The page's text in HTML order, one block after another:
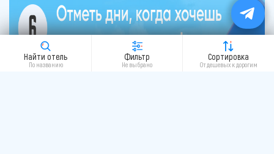
Найти отель
По названию
Фильтр
Не выбрано
Сортировка
От дешевых к дорогим